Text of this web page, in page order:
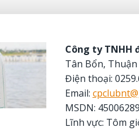
Công ty TNHH
Tân Bổn,
Điện thoại:
Email:
MSDN:
Lĩnh vực: Tôm